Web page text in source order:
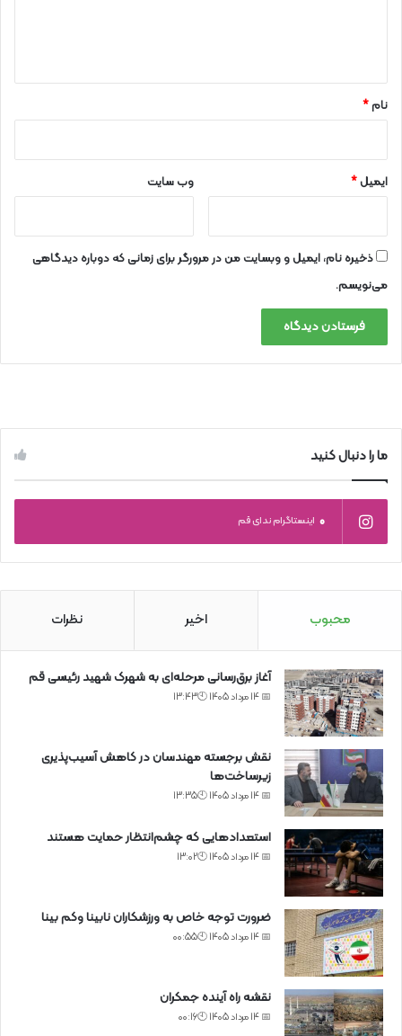
نام*
ایمیل* وب‌ سایت
ذخیره نام، ایمیل و وبسایت من در مرورگر برای زمانی که دوباره دیدگاهی
می‌نویسم.
ما را دنبال کنید
0 اینستاگرام ندای قم
محبوب اخیر نظرات
آغاز برق‌رسانی مرحله‌ای به شهرک شهید رئیسی قم
📅 14 مرداد 1405 🕙13:43
نقش برجسته مهندسان در کاهش آسیب‌پذیری
زیرساخت‌ها
📅 14 مرداد 1405 🕙13:35
استعدادهایی که چشم‌انتظار حمایت هستند
📅 14 مرداد 1405 🕙13:02
ضرورت توجه خاص به ورزشکاران نابینا وکم بینا
📅 14 مرداد 1405 🕙00:55
نقشه راه آینده جمکران
📅 14 مرداد 1405 🕙00:16